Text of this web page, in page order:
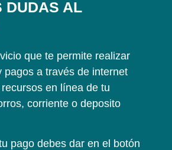
DUDAS AL
que te permite realizar
pagos a través de internet
en línea de tu
corriente o deposito
pago debes dar en el botón